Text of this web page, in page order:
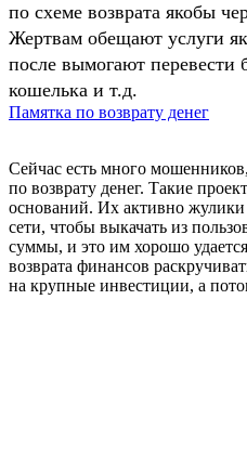
по схеме возврата якобы
Жертвам обещают
после вымогают перевести
кошелька и т.д.
Памятка по возврату денег
Сейчас есть много
по возврату денег. Такие
оснований. Их активно
сети, чтобы выкачать из
суммы, и это им хорошо
возврата финансов
на крупные инвестиции, а